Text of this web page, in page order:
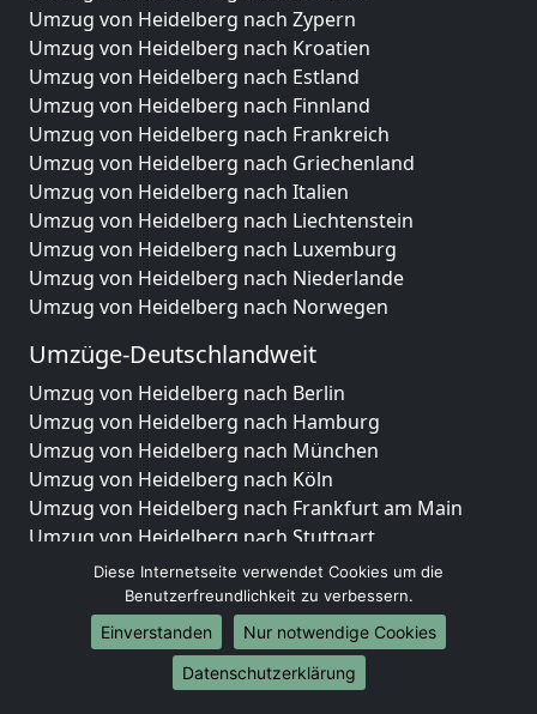
Umzug von Heidelberg nach Zypern
Umzug von Heidelberg nach Kroatien
Umzug von Heidelberg nach Estland
Umzug von Heidelberg nach Finnland
Umzug von Heidelberg nach Frankreich
Umzug von Heidelberg nach Griechenland
Umzug von Heidelberg nach Italien
Umzug von Heidelberg nach Liechtenstein
Umzug von Heidelberg nach Luxemburg
Umzug von Heidelberg nach Niederlande
Umzug von Heidelberg nach Norwegen
Umzüge-Deutschlandweit
Umzug von Heidelberg nach Berlin
Umzug von Heidelberg nach Hamburg
Umzug von Heidelberg nach München
Umzug von Heidelberg nach Köln
Umzug von Heidelberg nach Frankfurt am Main
Umzug von Heidelberg nach Stuttgart
Umzug von Heidelberg nach Düsseldorf
Umzug von Heidelberg nach Leipzig
Umzug von Heidelberg nach Dortmund
Umzug von Heidelberg nach Essen
Umzug von Heidelberg nach Bremen
Diese Internetseite verwendet Cookies um die
Benutzerfreundlichkeit zu verbessern.
Einverstanden
Nur notwendige Cookies
Datenschutzerklärung